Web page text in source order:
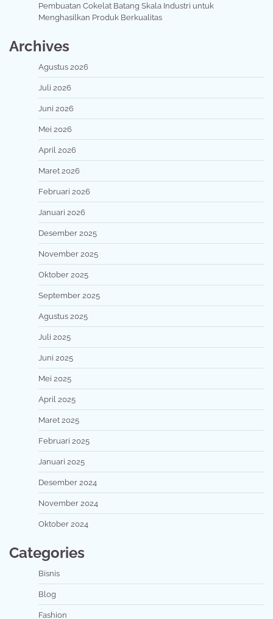
Pembuatan Cokelat Batang Skala Industri untuk
Menghasilkan Produk Berkualitas
Archives
Agustus 2026
Juli 2026
Juni 2026
Mei 2026
April 2026
Maret 2026
Februari 2026
Januari 2026
Desember 2025
November 2025
Oktober 2025
September 2025
Agustus 2025
Juli 2025
Juni 2025
Mei 2025
April 2025
Maret 2025
Februari 2025
Januari 2025
Desember 2024
November 2024
Oktober 2024
Categories
Bisnis
Blog
Fashion